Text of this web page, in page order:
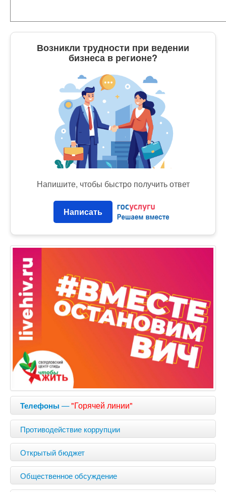
Возникли трудности при ведении
бизнеса в регионе?
Напишите, чтобы быстро получить ответ
Написать
Телефоны —"Горячей линии"
Противодействие коррупции
Открытый бюджет
Общественное обсуждение